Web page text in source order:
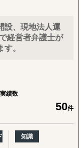
得、銀行取引、事
。
報・コネクション
の経営課題に全力
設、現地法人運
経営者弁護士が
。
績数
50件
知識